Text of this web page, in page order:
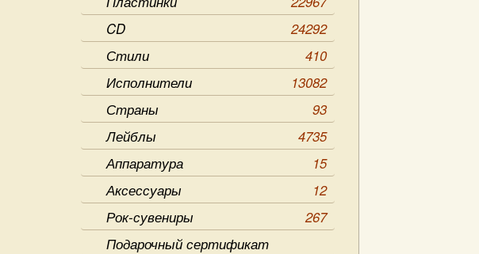
CD
24292
Стили
410
Исполнители
13082
Страны
93
Лейблы
4735
Аппаратура
15
Аксессуары
12
Рок-сувениры
267
Подарочный сертификат